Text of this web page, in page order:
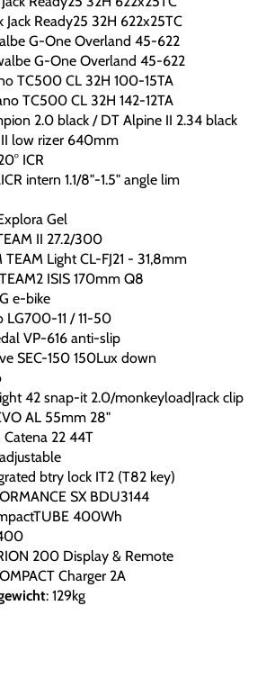
Jack Ready25 32H 622x25TC
G-One Overland 45-622
G-One Overland 45-622
TC500 CL 32H 100-15TA
TC500 CL 32H 142-12TA
2.0 black / DT Alpine II 2.34 black
II low rizer 640mm
ICR
intern 1.1/8"-1.5" angle lim
Gel
II 27.2/300
TEAM Light CL-FJ21 - 31,8mm
ISIS 170mm Q8
e-bike
LG700-11 / 11-50
VP-616 anti-slip
SEC-150 150Lux down
42 snap-it 2.0/monkeyload|rack clip
AL 55mm 28"
Catena 22 44T
btry lock IT2 (T82 key)
SX BDU3144
400Wh
200 Display & Remote
Charger 2A
: 129kg